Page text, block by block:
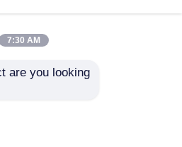
Coque de clé de
voiture à 3 boutons -
7:30 AM
are you looking